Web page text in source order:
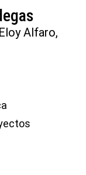
Alfaro,